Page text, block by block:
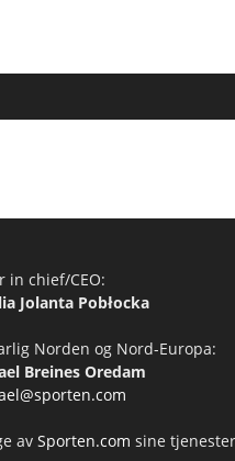
in chief/CEO:
Jolanta Pobłocka
Norden og Nord-Europa:
Breines Oredam
av Sporten.com sine